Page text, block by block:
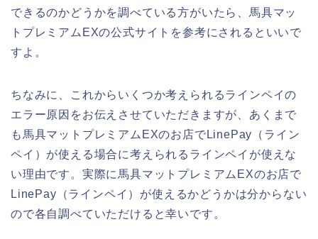
できるのかどうかを調べている方がいたら、馬具マッ
トプレミアムEXの公式サイトを参考にされるといいで
すよ。
ちなみに、これからいくつか考えられるラインペイの
エラー原因をお伝えさせていただきますが、あくまで
も馬具マットプレミアムEXのお店でLinePay（ライン
ペイ）が使える場合に考えられるラインペイが使えな
い理由です。実際に馬具マットプレミアムEXのお店で
LinePay（ラインペイ）が使えるかどうかは分からない
ので各自調べていただけると幸いです。